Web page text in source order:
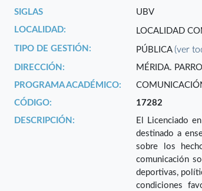
SIGLAS
UBV
LOCALIDAD:
LOCALIDAD
TIPO DE GESTIÓN: PÚBLICA(ver
DIRECCIÓN:
MÉRIDA.
PROGRAMA ACADÉMICO:
CÓDIGO:
17282
DESCRIPCIÓN:
El Licenciado
destinado a
sobre los
comunicación
deportivas,
condiciones